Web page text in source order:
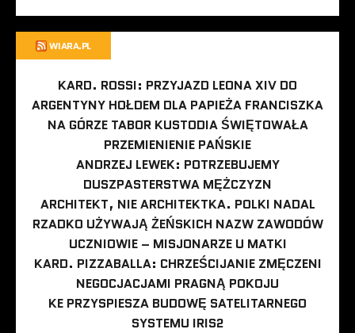
WIARA.PL
KARD. ROSSI: PRZYJAZD LEONA XIV DO
ARGENTYNY HOŁDEM DLA PAPIEŻA FRANCISZKA
NA GÓRZE TABOR KUSTODIA ŚWIĘTOWAŁA
PRZEMIENIENIE PAŃSKIE
ANDRZEJ LEWEK: POTRZEBUJEMY
DUSZPASTERSTWA MĘŻCZYZN
ARCHITEKT, NIE ARCHITEKTKA. POLKI NADAL
RZADKO UŻYWAJĄ ŻEŃSKICH NAZW ZAWODÓW
UCZNIOWIE – MISJONARZE U MATKI
KARD. PIZZABALLA: CHRZEŚCIJANIE ZMĘCZENI
NEGOCJACJAMI PRAGNĄ POKOJU
KE PRZYSPIESZA BUDOWĘ SATELITARNEGO
SYSTEMU IRIS2